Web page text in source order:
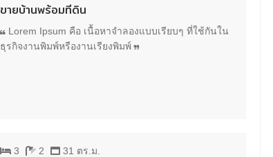
ขายบ้านพร้อมที่ดิน
Lorem Ipsum คือ เนื้อหาจำลองแบบเรียบๆ ที่ใช้กันใน
ธุรกิจงานพิมพ์หรืองานเรียงพิมพ์
3 2 31 ตร.ม.